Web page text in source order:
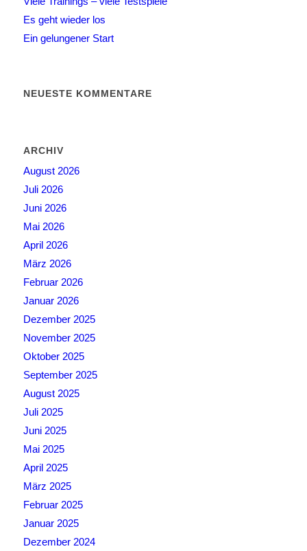
Es geht wieder los
Ein gelungener Start
NEUESTE KOMMENTARE
ARCHIV
August 2026
Juli 2026
Juni 2026
Mai 2026
April 2026
März 2026
Februar 2026
Januar 2026
Dezember 2025
November 2025
Oktober 2025
September 2025
August 2025
Juli 2025
Juni 2025
Mai 2025
April 2025
März 2025
Februar 2025
Januar 2025
Dezember 2024